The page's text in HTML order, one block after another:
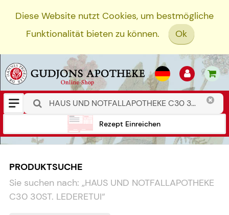
Diese Website nutzt Cookies, um bestmögliche
Funktionalität bieten zu können.
Ok
Rezept Einreichen
PRODUKTSUCHE
Sie suchen nach: „HAUS UND NOTFALLAPOTHEKE
C30 30ST. LEDERETUI“